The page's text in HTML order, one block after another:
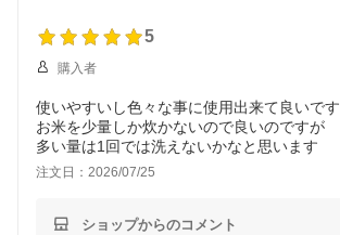
5
購入者
使いやすいし色々な事に使用出来て良いです
お米を少量しか炊かないので良いのですが
多い量は1回では洗えないかなと思います
注文日：2026/07/25
ショップからのコメント